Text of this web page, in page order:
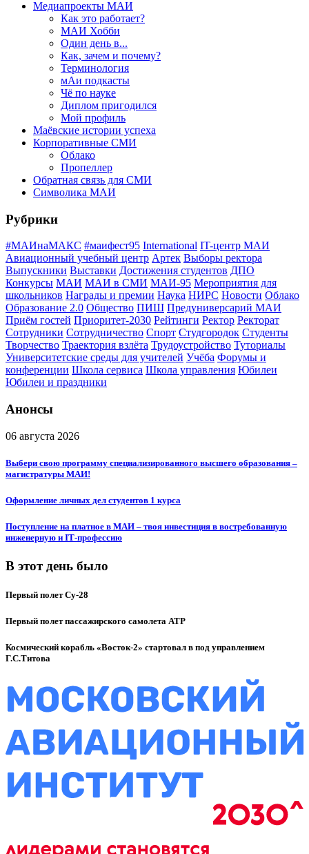
Медиапроекты МАИ
Как это работает?
МАИ Хобби
Один день в...
Как, зачем и почему?
Терминология
мАи подкасты
Чё по науке
Диплом пригодился
Мой профиль
Маёвские истории успеха
Корпоративные СМИ
Облако
Пропеллер
Обратная связь для СМИ
Символика МАИ
Рубрики
#МАИнаМАКС #маифест95 International IT-центр МАИ
Авиационный учебный центр Артек Выборы ректора
Выпускники Выставки Достижения студентов ДПО
Конкурсы МАИ МАИ в СМИ МАИ-95 Мероприятия для
школьников Награды и премии Наука НИРС Новости Облако
Образование 2.0 Общество ПИШ Предуниверсарий МАИ
Приём гостей Приоритет-2030 Рейтинги Ректор Ректорат
Сотрудники Сотрудничество Спорт Студгородок Студенты
Творчество Траектория взлёта Трудоустройство Туториалы
Университетские среды для учителей Учёба Форумы и
конференции Школа сервиса Школа управления Юбилеи
Юбилеи и праздники
Анонсы
06 августа 2026
Выбери свою программу специализированного высшего образования –
магистратуры МАИ!
Оформление личных дел студентов 1 курса
Поступление на платное в МАИ – твоя инвестиция в востребованную
инженерную и IT‑профессию
В этот день было
Первый полет Су-28
Первый полет пассажирского самолета ATP
Космический корабль «Восток-2» стартовал в под управлением
Г.С.Титова